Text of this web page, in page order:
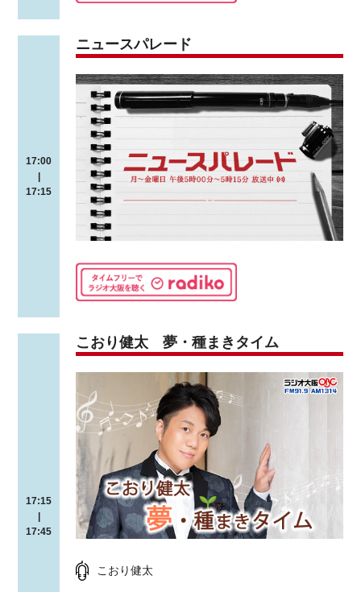
17:00
|
17:15
ニュースパレード
17:15
|
17:45
こおり健太 夢・種まきタイム
こおり健太